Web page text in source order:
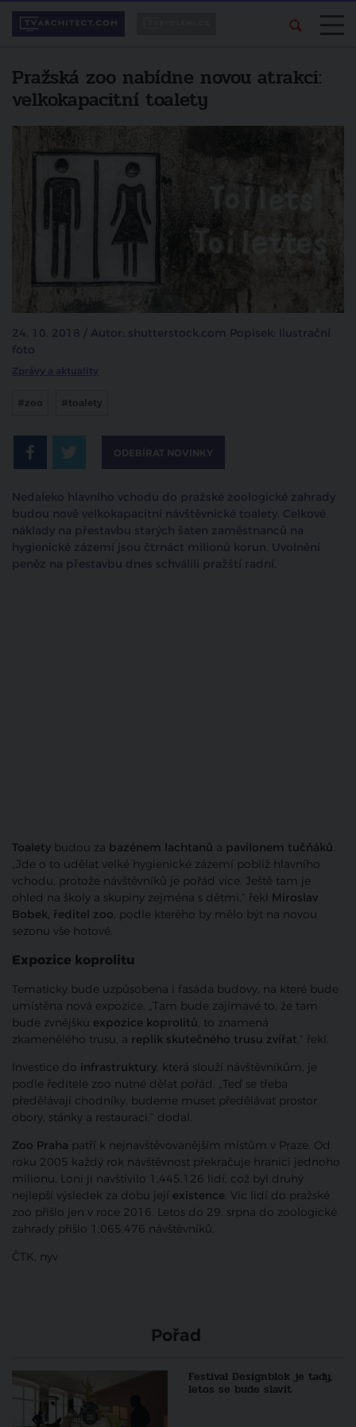
Pražská zoo nabídne novou atrakci:
velkokapacitní toalety
24. 10. 2018 / Autor: shutterstock.com Popisek: Ilustrační
foto
Zprávy a aktuality
#zoo #toalety
ODEBÍRAT NOVINKY
Nedaleko hlavního vchodu do pražské zoologické zahrady
budou nově velkokapacitní návštěvnické toalety. Celkové
náklady na přestavbu starých šaten zaměstnanců na
hygienické zázemí jsou čtrnáct milionů korun. Uvolnění
peněz na přestavbu dnes schválili pražští radní.
Toalety budou za bazénem lachtanů a pavilonem tučňáků.
„Jde o to udělat velké hygienické zázemí poblíž hlavního
vchodu, protože návštěvníků je pořád více. Ještě tam je
ohled na školy a skupiny zejména s dětmi,“ řekl Miroslav
Bobek, ředitel zoo, podle kterého by mělo být na novou
sezonu vše hotové.
Expozice koprolitu
Tematicky bude uzpůsobena i fasáda budovy, na které bude
umístěna nová expozice. „Tam bude zajímavé to, že tam
bude zvnějšku expozice koprolitů, to znamená
zkamenělého trusu, a replik skutečného trusu zvířat,“ řekl.
Investice do infrastruktury, která slouží návštěvníkům, je
podle ředitele zoo nutné dělat pořád. „Teď se třeba
předělávají chodníky, budeme muset předělávat prostor
obory, stánky a restauraci,“ dodal.
Zoo Praha patří k nejnavštěvovanějším místům v Praze. Od
roku 2005 každý rok návštěvnost překračuje hranici jednoho
milionu. Loni ji navštívilo 1,445.126 lidí, což byl druhý
nejlepší výsledek za dobu její existence. Víc lidí do pražské
zoo přišlo jen v roce 2016. Letos do 29. srpna do zoologické
zahrady přišlo 1,065.476 návštěvníků.
ČTK, nyv
Pořad
Festival Designblok je tady,
letos se bude slavit